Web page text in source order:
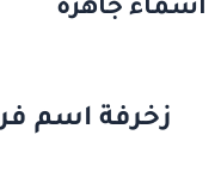
أسماء جاهزة
زخرفة اسم